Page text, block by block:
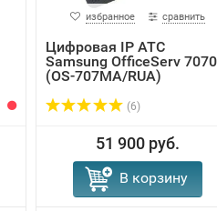
избранное сравнить
Цифровая IP АТС
Samsung OfficeServ 7070
(OS-707MA/RUA)
(6)
51 900 руб.
В корзину